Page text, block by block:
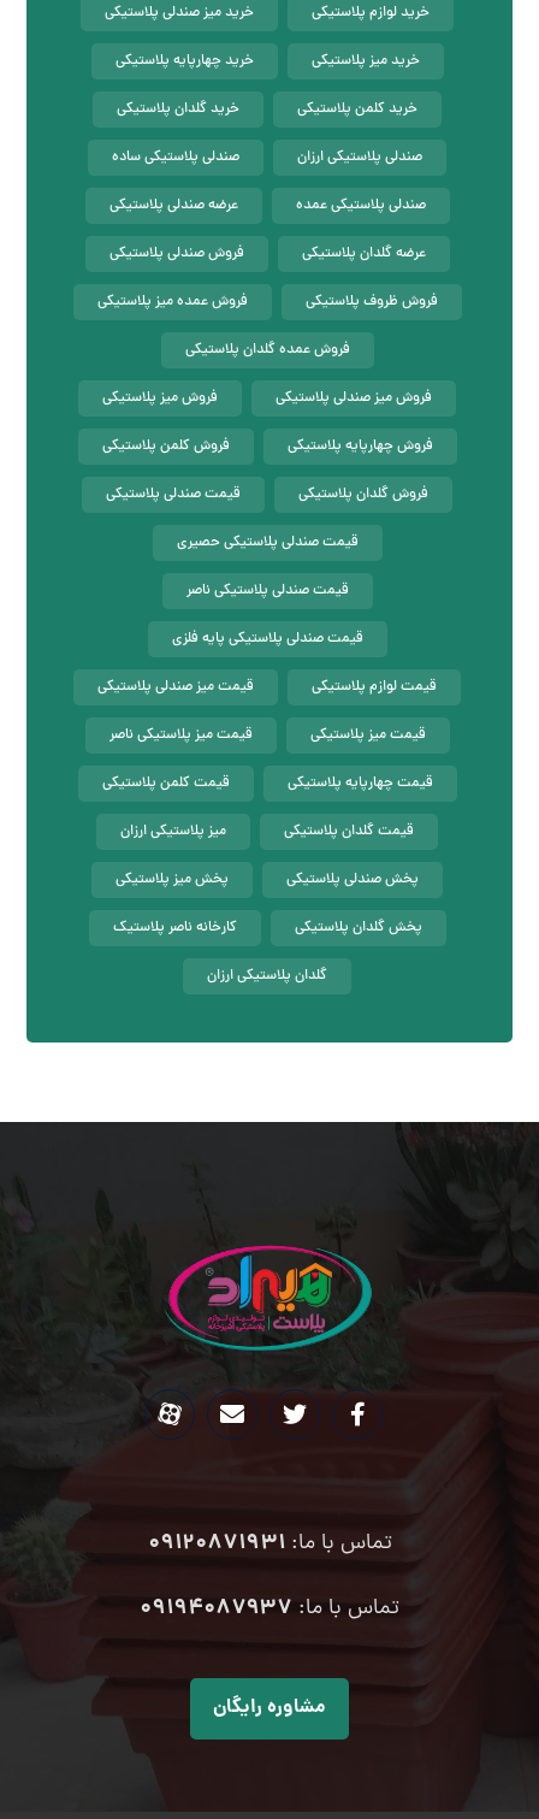
خرید لوازم پلاستیکی خرید میز صندلی پلاستیکی
خرید میز پلاستیکی خرید چهارپایه پلاستیکی
خرید کلمن پلاستیکی خرید گلدان پلاستیکی
صندلی پلاستیکی ارزان صندلی پلاستیکی ساده
صندلی پلاستیکی عمده عرضه صندلی پلاستیکی
عرضه گلدان پلاستیکی فروش صندلی پلاستیکی
فروش ظروف پلاستیکی فروش عمده میز پلاستیکی
فروش عمده گلدان پلاستیکی
فروش میز صندلی پلاستیکی فروش میز پلاستیکی
فروش چهارپایه پلاستیکی فروش کلمن پلاستیکی
فروش گلدان پلاستیکی قیمت صندلی پلاستیکی
قیمت صندلی پلاستیکی حصیری
قیمت صندلی پلاستیکی ناصر
قیمت صندلی پلاستیکی پایه فلزی
قیمت لوازم پلاستیکی قیمت میز صندلی پلاستیکی
قیمت میز پلاستیکی قیمت میز پلاستیکی ناصر
قیمت چهارپایه پلاستیکی قیمت کلمن پلاستیکی
قیمت گلدان پلاستیکی میز پلاستیکی ارزان
پخش صندلی پلاستیکی پخش میز پلاستیکی
پخش گلدان پلاستیکی کارخانه ناصر پلاستیک
گلدان پلاستیکی ارزان
تماس با ما:09120871931
تماس با ما: ۰۹۱۹۴۰۸۷۹۳۷
مشاوره رایگان